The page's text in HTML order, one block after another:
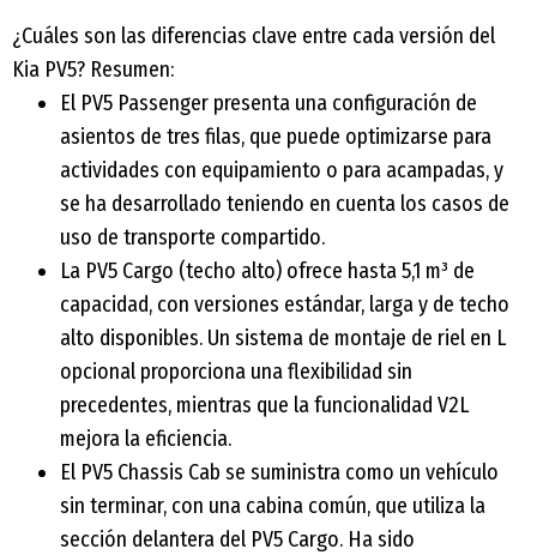
¿Cuáles son las diferencias clave entre cada versión del
Kia PV5? Resumen:
El PV5 Passenger presenta una configuración de
asientos de tres filas, que puede optimizarse para
actividades con equipamiento o para acampadas, y
se ha desarrollado teniendo en cuenta los casos de
uso de transporte compartido.
La PV5 Cargo (techo alto) ofrece hasta 5,1 m³ de
capacidad, con versiones estándar, larga y de techo
alto disponibles. Un sistema de montaje de riel en L
opcional proporciona una flexibilidad sin
precedentes, mientras que la funcionalidad V2L
mejora la eficiencia.
El PV5 Chassis Cab se suministra como un vehículo
sin terminar, con una cabina común, que utiliza la
sección delantera del PV5 Cargo. Ha sido